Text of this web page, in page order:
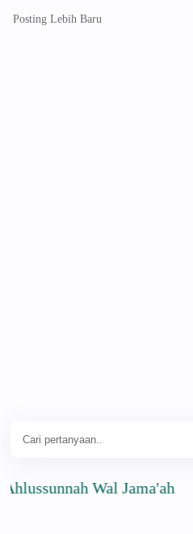
Posting Lebih Baru
Wal Jama'ah